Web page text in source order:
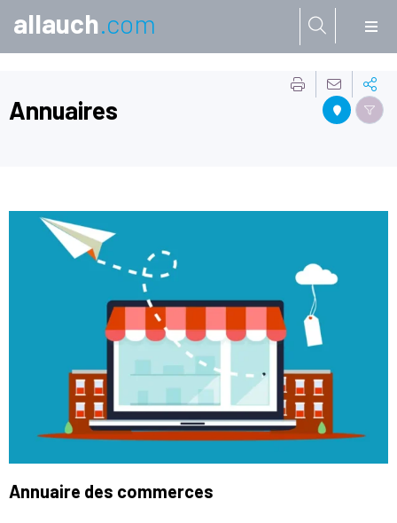
allauch.com
Annuaires
Annuaire des commerces